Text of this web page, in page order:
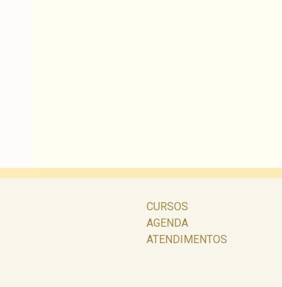
CURSOS
AGENDA
ATENDIMENTOS